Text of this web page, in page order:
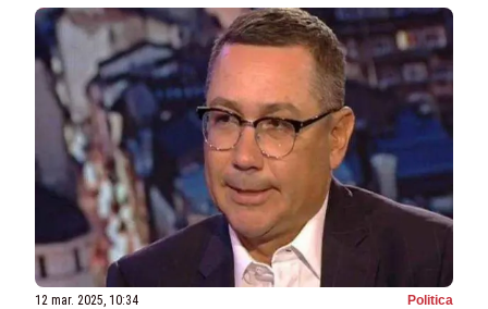
12 mar. 2025, 10:34 Politica